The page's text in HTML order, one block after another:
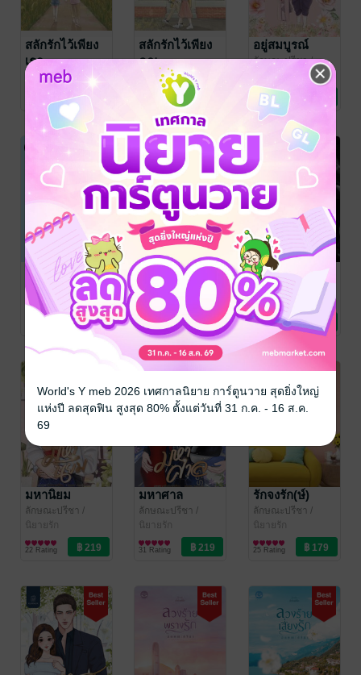
สลักรักไว้เพียง
เธอ
ลักษณะปรีชา
ทักษาวารี
นิยายรัก
38 Rating
สลักรักไว้เพียง
คุณ
ลักษณะปรีชา/
ทักษาวารี
นิยายรัก
24 Rating
อยู่สมบูรณ์
ลักษณะปรีชา/
ทักษาวารี
นิยายรัก
34 Rating
สลักรักไว้เพียง
เรา (หนังสือ
เสียง)
ลักษณะปรีชา/
ทักษาวารี
นิยายรัก
สลักรักไว้เพียง
เรา
ลักษณะปรีชา
ทักษาวารี
นิยายรัก
33 Rating
กุศลอนันต์
ลักษณะปรีชา
ทักษาวารี
นิยายรัก
22 Rating
มหานิยม
ลักษณะปรีชา /
ทักษาวารี
นิยายรัก
22 Rating
มหาศาล
ลักษณะปรีชา /
ทักษาวารี
นิยายรัก
31 Rating
รักจงรัก(ษ์)
ลักษณะปรีชา /
ทักษาวารี
นิยายรัก
25 Rating
World's Y meb 2026 เทศกาลนิยาย การ์ตูนวาย สุดยิ่งใหญ่
แห่งปี ลดสุดฟิน สูงสุด 80% ตั้งแต่วันที่ 31 ก.ค. - 16 ส.ค.
69